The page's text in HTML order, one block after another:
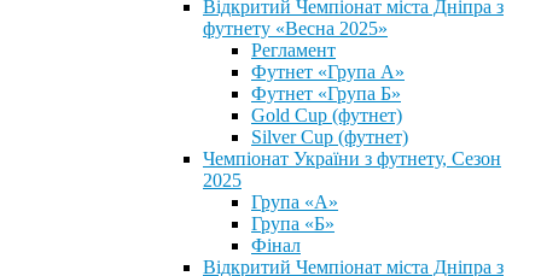
Відкритий Чемпіонат міста Дніпра з
футнету «Весна 2025»
Регламент
Футнет «Група А»
Футнет «Група Б»
Gold Cup (футнет)
Silver Cup (футнет)
Чемпіонат України з футнету, Сезон
2025
Група «А»
Група «Б»
Фінал
Відкритий Чемпіонат міста Дніпра з